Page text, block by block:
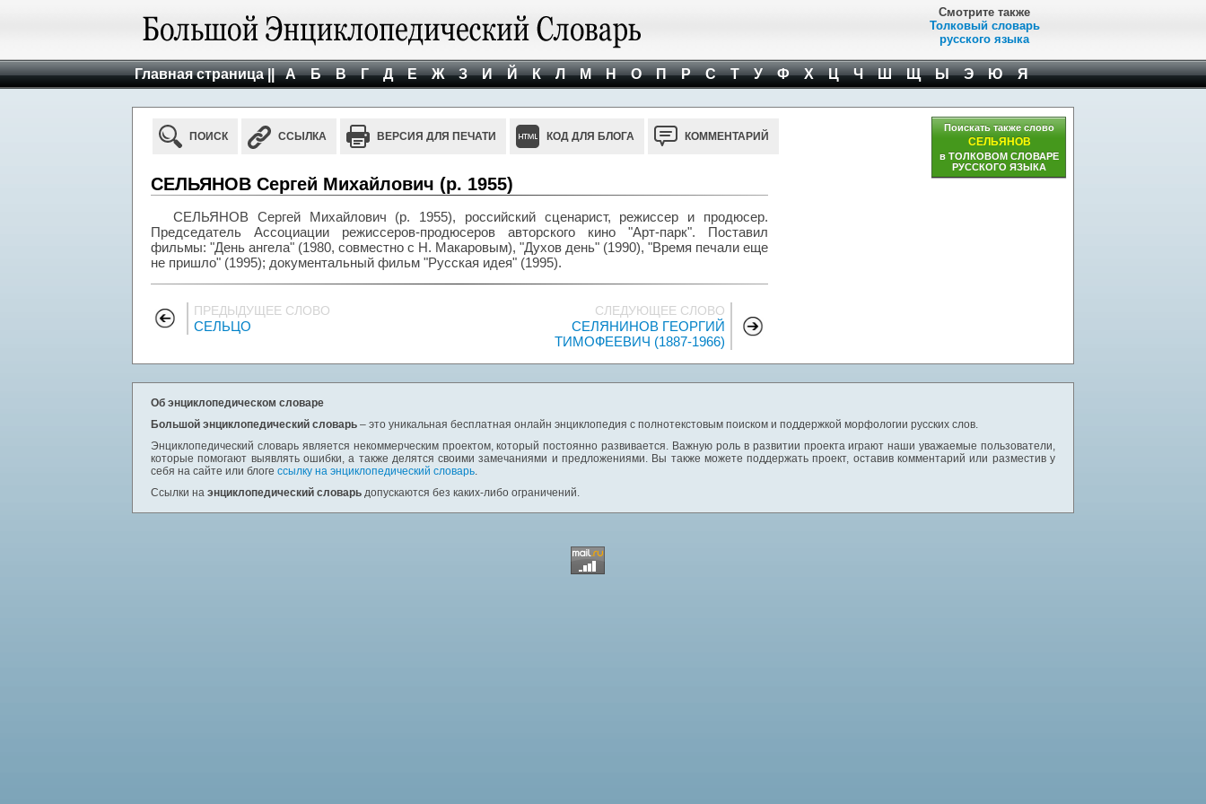
Смотрите также
Толковый словарь
русского языка
Главная страница || А Б В Г Д Е Ж З И Й К Л М Н О П Р С Т У Ф Х Ц Ч Ш Щ Ы Э Ю Я
ПОИСК ССЫЛКА ВЕРСИЯ ДЛЯ ПЕЧАТИ КОД ДЛЯ БЛОГА КОММЕНТАРИЙ
СЕЛЬЯНОВ Сергей Михайлович (р. 1955)
СЕЛЬЯНОВ Сергей Михайлович (р. 1955), российский сценарист, режиссер и продюсер.
Председатель Ассоциации режиссеров-продюсеров авторского кино "Арт-парк". Поставил
фильмы: "День ангела" (1980, совместно с Н. Макаровым), "Духов день" (1990), "Время печали еще
не пришло" (1995); документальный фильм "Русская идея" (1995).
ПРЕДЫДУЩЕЕ СЛОВО
СЕЛЬЦО
СЛЕДУЮЩЕЕ СЛОВО
СЕЛЯНИНОВ ГЕОРГИЙ
ТИМОФЕЕВИЧ (1887-1966)
Поискать также слово
СЕЛЬЯНОВ
в ТОЛКОВОМ СЛОВАРЕ
РУССКОГО ЯЗЫКА
Об энциклопедическом словаре
Большой энциклопедический словарь – это уникальная бесплатная онлайн энциклопедия с полнотекстовым поиском и поддержкой морфологии русских слов.
Энциклопедический словарь является некоммерческим проектом, который постоянно развивается. Важную роль в развитии проекта играют наши уважаемые пользователи,
которые помогают выявлять ошибки, а также делятся своими замечаниями и предложениями. Вы также можете поддержать проект, оставив комментарий или разместив у
себя на сайте или блоге ссылку на энциклопедический словарь.
Ссылки на энциклопедический словарь допускаются без каких-либо ограничений.